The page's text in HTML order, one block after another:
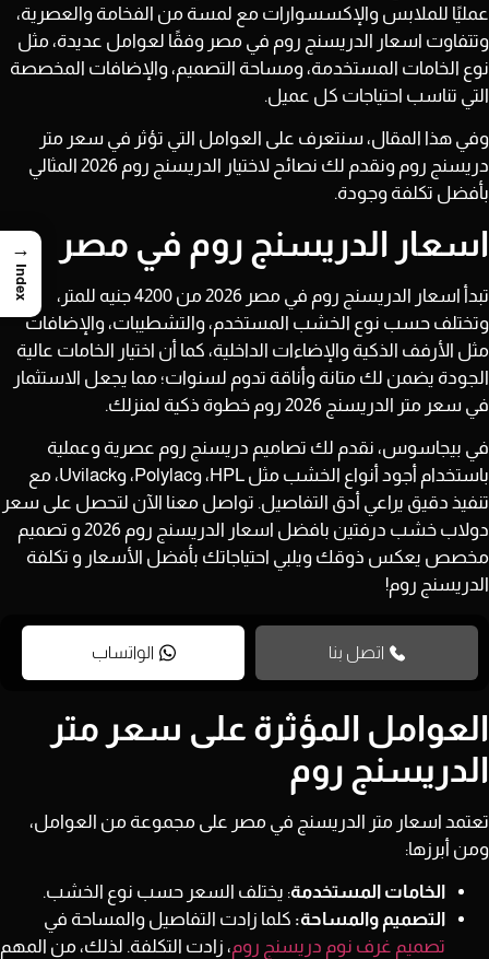
عمليًا للملابس والإكسسوارات مع لمسة من الفخامة والعصرية،
وتتفاوت اسعار الدريسنج روم في مصر وفقًا لعوامل عديدة، مثل
نوع الخامات المستخدمة، ومساحة التصميم، والإضافات المخصصة
التي تناسب احتياجات كل عميل.
وفي هذا المقال، سنتعرف على العوامل التي تؤثر في سعر متر
دريسنج روم ونقدم لك نصائح لاختيار الدريسنج روم 2026 المثالي
بأفضل تكلفة وجودة.
اسعار الدريسنج روم في مصر
تبدأ اسعار الدريسنج روم في مصر 2026 من
،
وتختلف حسب نوع الخشب المستخدم، والتشطيبات، والإضافات
مثل الأرفف الذكية والإضاءات الداخلية، كما أن اختيار الخامات عالية
الجودة يضمن لك متانة وأناقة تدوم لسنوات؛ مما يجعل الاستثمار
في سعر متر الدريسنج 2026 روم خطوة ذكية لمنزلك.
في بيجاسوس، نقدم لك تصاميم دريسنج روم عصرية وعملية
باستخدام أجود أنواع الخشب مثل HPL، وPolylac، وUvilack، مع
تنفيذ دقيق يراعي أدق التفاصيل. تواصل معنا الآن لتحصل على سعر
دولاب خشب درفتين بافضل اسعار الدريسنج روم 2026 و تصميم
مخصص يعكس ذوقك ويلبي احتياجاتك بأفضل الأسعار و تكلفة
الدريسنج روم!
اتصل بنا الواتساب
العوامل المؤثرة على سعر متر
الدريسنج روم
تعتمد اسعار متر الدريسنج في مصر على مجموعة من العوامل،
ومن أبرزها:
الخامات المستخدمة: يختلف السعر حسب نوع الخشب.
التصميم والمساحة: كلما زادت التفاصيل والمساحة في
تصميم غرف نوم دريسنج روم، زادت التكلفة. لذلك، من المهم
→
Index